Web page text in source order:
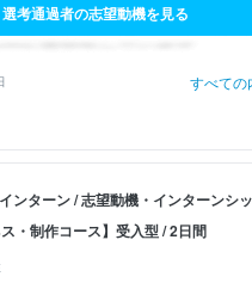
選考通過者の志望動機を見る
すべての
ンターン / 志望動機・インターンシ
・制作コース】受入型 / 2日間